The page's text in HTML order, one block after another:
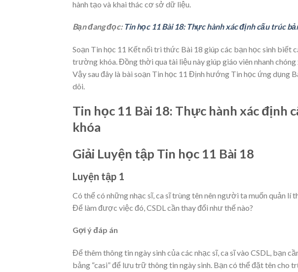
hành tạo và khai thác cơ sở dữ liệu.
Bạn đang đọc: Tin học 11 Bài 18: Thực hành xác định cấu trúc
Soạn Tin học 11 Kết nối tri thức Bài 18 giúp các bạn học sinh biết
trường khóa. Đồng thời qua tài liệu này giúp giáo viên nhanh
Vậy sau đây là bài soạn Tin học 11 Định hướng Tin học ứng dụng
dõi.
Tin học 11 Bài 18: Thực hành xác định
khóa
Giải Luyện tập Tin học 11 Bài 18
Luyện tập 1
Có thể có những nhạc sĩ, ca sĩ trùng tên nên người ta muốn quản lí
Để làm được việc đó, CSDL cần thay đổi như thế nào?
Gợi ý đáp án
Để thêm thông tin ngày sinh của các nhạc sĩ, ca sĩ vào CSDL, bạn
bảng “casi” để lưu trữ thông tin ngày sinh. Bạn có thể đặt tên cho